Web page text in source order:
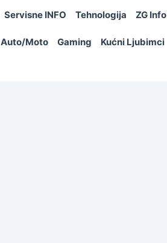
Servisne INFO Tehnologija ZG Info
Auto/Moto Gaming Kućni Ljubimci